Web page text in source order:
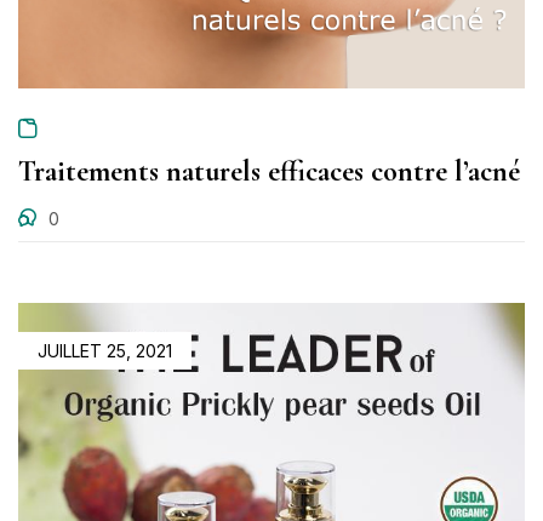
Traitements naturels efficaces contre l’acné
0
JUILLET 25, 2021